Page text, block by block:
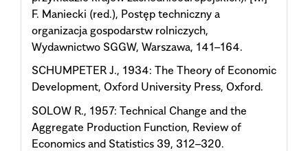
F. Maniecki (red.), Postęp techniczny a
organizacja gospodarstw rolniczych,
Wydawnictwo SGGW, Warszawa, 141–164.
SCHUMPETER J., 1934: The Theory of Economic
Development, Oxford University Press, Oxford.
SOLOW R., 1957: Technical Change and the
Aggregate Production Function, Review of
Economics and Statistics 39, 312–320.